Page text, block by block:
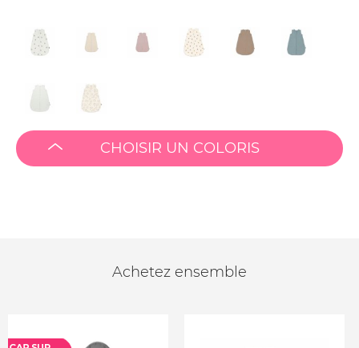
CHOISIR UN COLORIS
Achetez ensemble